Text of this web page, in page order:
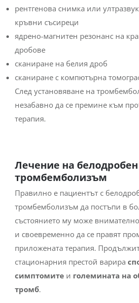
рентгенова снимка или
кръвни съсиреци
ядрено-магнитен резонанс на
дробове
сканиране на белия дроб
сканиране с компютърна
След установяване на
незабавно да се премине към
терапия.
Лечение на белодробен
тромбемболизъм
Правилно е пациентът с
тромбемболизъм да постъпи в
състоянието му може
и своевременно да се правят
приложената терапия.
стационарния престой варира
симптомитеи големината на
тромб.